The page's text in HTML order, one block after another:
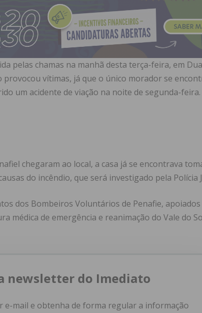
pelas chamas na manhã desta terça-feira, em
provocou vítimas, já que o único morador se
um acidente de viação na noite de segunda-feira.
chegaram ao local, a casa já se encontrava
do incêndio, que será investigado pela Polícia
dos Bombeiros Voluntários de Penafie,
médica de emergência e reanimação do Vale do
newsletter do Imediato
e-mail e obtenha de forma regular a informação